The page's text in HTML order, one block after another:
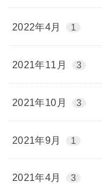
2022年4月 1
2021年11月 3
2021年10月 3
2021年9月 1
2021年4月 3